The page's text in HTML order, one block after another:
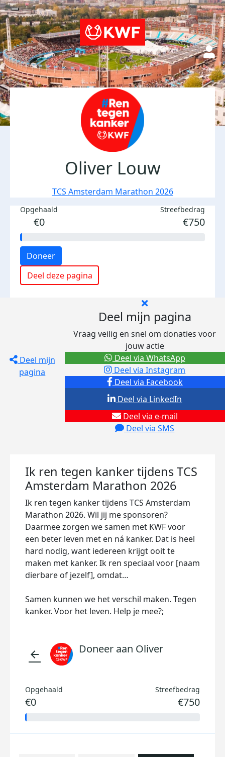
Oliver Louw
TCS Amsterdam Marathon 2026
Opgehaald
€0
Streefbedrag
€750
Doneer
Deel deze pagina
Deel mijn
pagina
Deel mijn pagina
Vraag veilig en snel om donaties voor
jouw actie
Deel via Facebook
Deel via Instagram
Deel via e-mail
Deel via SMS
Deel via LinkedIn
Deel via WhatsApp
Ik ren tegen kanker tijdens TCS
Amsterdam Marathon 2026
Ik ren tegen kanker tijdens TCS Amsterdam
Marathon 2026. Wil jij me sponsoren?
Daarmee zorgen we samen met KWF voor
een beter leven met en ná kanker. Dat is heel
hard nodig, want iedereen krijgt ooit te
maken met kanker. Ik ren speciaal voor [naam
dierbare of jezelf], omdat…
Samen kunnen we het verschil maken. Tegen
kanker. Voor het leven. Help je mee?;
arrow_back Doneer aan Oliver
Opgehaald
€0
Streefbedrag
€750